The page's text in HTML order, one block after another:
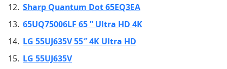
Sharp Quantum Dot 65EQ3EA
65UQ75006LF 65 ” Ultra HD 4K
LG 55UJ635V 55″ 4K Ultra HD
LG 55UJ635V